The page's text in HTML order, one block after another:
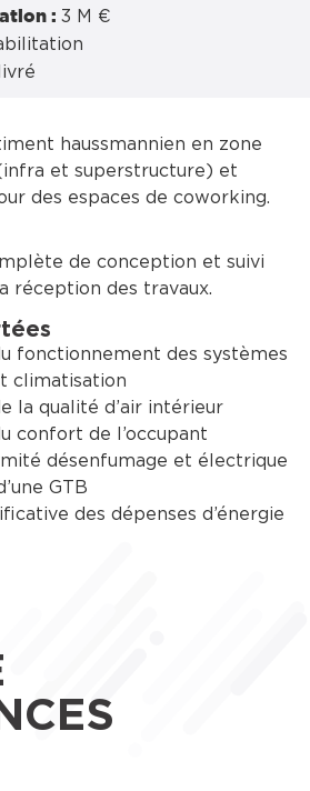
: 3 M €
haussmannien en zone
et superstructure) et
des espaces de coworking.
de conception et suivi
réception des travaux.
fonctionnement des systèmes
climatisation
la qualité d’air intérieur
confort de l’occupant
désenfumage et électrique
GTB
des dépenses d’énergie